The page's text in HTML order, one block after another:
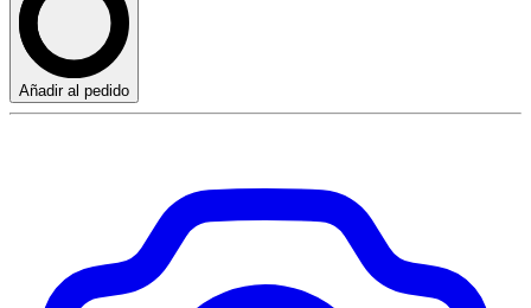
Añadir al pedido